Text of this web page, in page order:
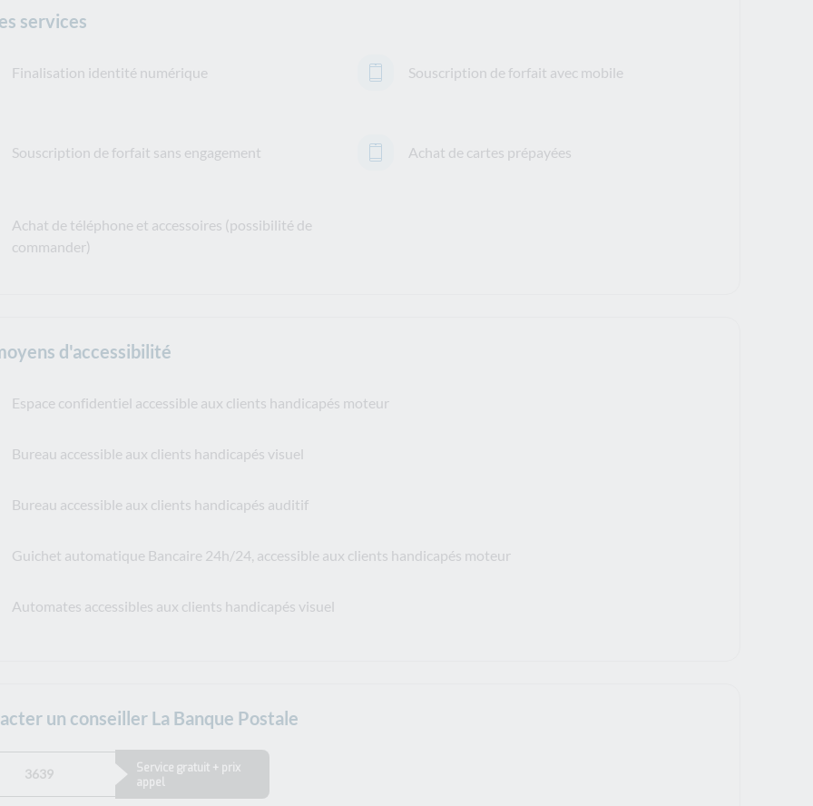
services
Finalisation identité numérique Souscription de forfait avec mobile
Souscription de forfait sans engagement Achat de cartes prépayées
Achat de téléphone et accessoires (possibilité de
commander)
d'accessibilité
Espace confidentiel accessible aux clients handicapés moteur
Bureau accessible aux clients handicapés visuel
Bureau accessible aux clients handicapés auditif
Guichet automatique Bancaire 24h/24, accessible aux clients handicapés moteur
Automates accessibles aux clients handicapés visuel
un conseiller La Banque Postale
3639
Service gratuit + prix
appel